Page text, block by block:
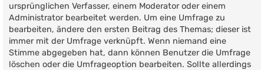
ursprünglichen Verfasser, einem Moderator oder einem
Administrator bearbeitet werden. Um eine Umfrage zu
bearbeiten, ändere den ersten Beitrag des Themas; dieser ist
immer mit der Umfrage verknüpft. Wenn niemand eine
Stimme abgegeben hat, dann können Benutzer die Umfrage
löschen oder die Umfrageoption bearbeiten. Sollte allerdings